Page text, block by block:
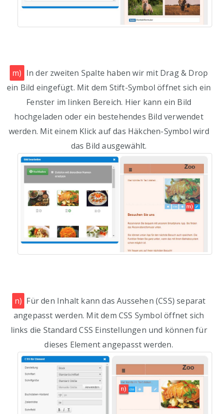
m) In der zweiten Spalte haben wir mit Drag & Drop
ein Bild eingefügt. Mit dem Stift-Symbol öffnet sich ein
Fenster im linken Bereich. Hier kann ein Bild
hochgeladen oder ein bestehendes Bild verwendet
werden. Mit einem Klick auf das Häkchen-Symbol wird
das Bild ausgewählt.
n) Für den Inhalt kann das Aussehen (CSS) separat
angepasst werden. Mit dem CSS Symbol öffnet sich
links die Standard CSS Einstellungen und können für
dieses Element angepasst werden.